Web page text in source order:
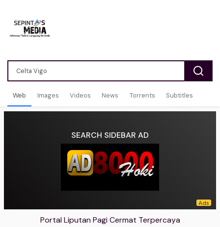
Web Images Videos News Torrents Subtitles
SEARCH SIDEBAR AD
Portal Liputan Pagi Cermat Terpercaya